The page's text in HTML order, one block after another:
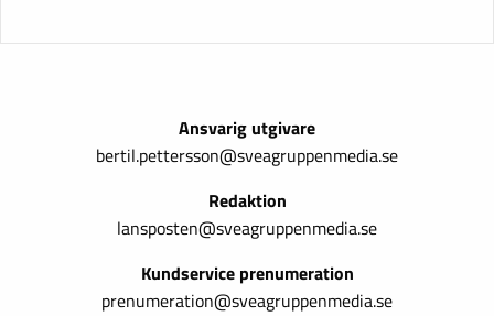
Ansvarig utgivare
bertil.pettersson@sveagruppenmedia.se
Redaktion
lansposten@sveagruppenmedia.se
Kundservice prenumeration
prenumeration@sveagruppenmedia.se